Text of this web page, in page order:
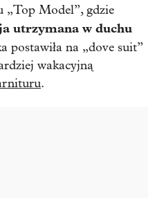
„Top Model”, gdzie
utrzymana w duchu
postawiła na „dove suit”
wakacyjną
.